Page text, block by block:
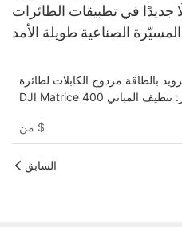
جديدًا في تطبيقات الطائرات
بالطاقة مزدوج الكابلات لطائرة
DJI Matrice 400 بدون طيار: تنظيف المباني
AeroClean T-M400C
$
السابق